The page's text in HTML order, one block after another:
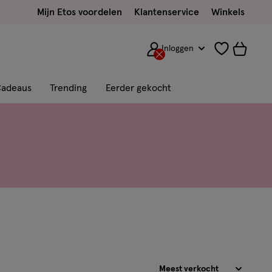
Mijn Etos voordelen Klantenservice Winkels
Inloggen
Trending Eerder gekocht